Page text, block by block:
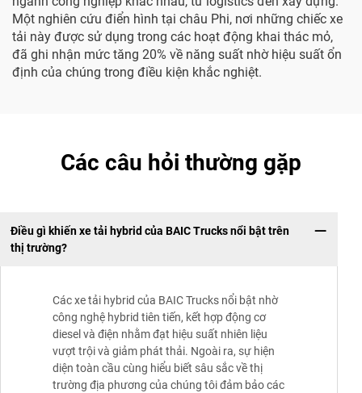
Một nghiên cứu điển hình tại châu Phi, nơi những chiếc xe
tải này được sử dụng trong các hoạt động khai thác mỏ,
đã ghi nhận mức tăng 20% về năng suất nhờ hiệu suất ổn
định của chúng trong điều kiện khắc nghiệt.
Các câu hỏi thường gặp
Điều gì khiến xe tải hybrid của BAIC Trucks nổi bật trên
thị trường?
Các xe tải hybrid của BAIC Trucks nổi bật nhờ
công nghệ hybrid tiên tiến, kết hợp động cơ
diesel và điện nhằm đạt hiệu suất nhiên liệu
vượt trội và giảm phát thải. Ngoài ra, sự hiện
diện toàn cầu cùng hiểu biết sâu sắc về thị
trường địa phương của chúng tôi đảm bảo các